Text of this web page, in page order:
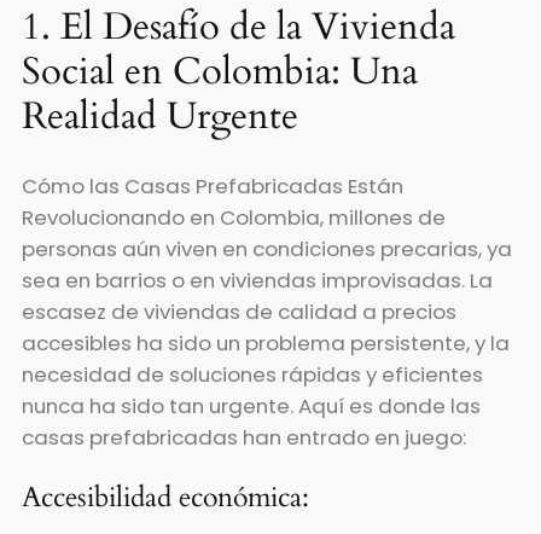
1. El Desafío de la Vivienda
Social en Colombia: Una
Realidad Urgente
Cómo las Casas Prefabricadas Están
Revolucionando en Colombia, millones de
personas aún viven en condiciones precarias, ya
sea en barrios o en viviendas improvisadas. La
escasez de viviendas de calidad a precios
accesibles ha sido un problema persistente, y la
necesidad de soluciones rápidas y eficientes
nunca ha sido tan urgente. Aquí es donde las
casas prefabricadas han entrado en juego:
Accesibilidad económica: